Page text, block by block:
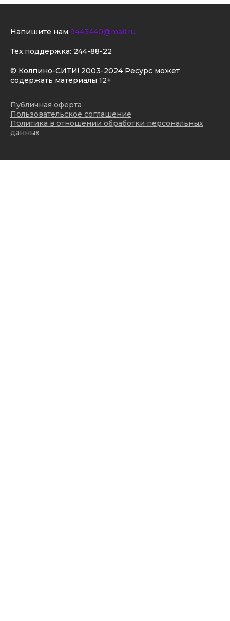
© Колпино-СИТИ! 2003-2024 Ресурс может
содержать материалы 12+
Публичная оферта
Пользовательское соглашение
Политика в отношении обработки персональных
данных
Напишите нам 9443440@mail.ru
Тех.поддержка: 244-88-22